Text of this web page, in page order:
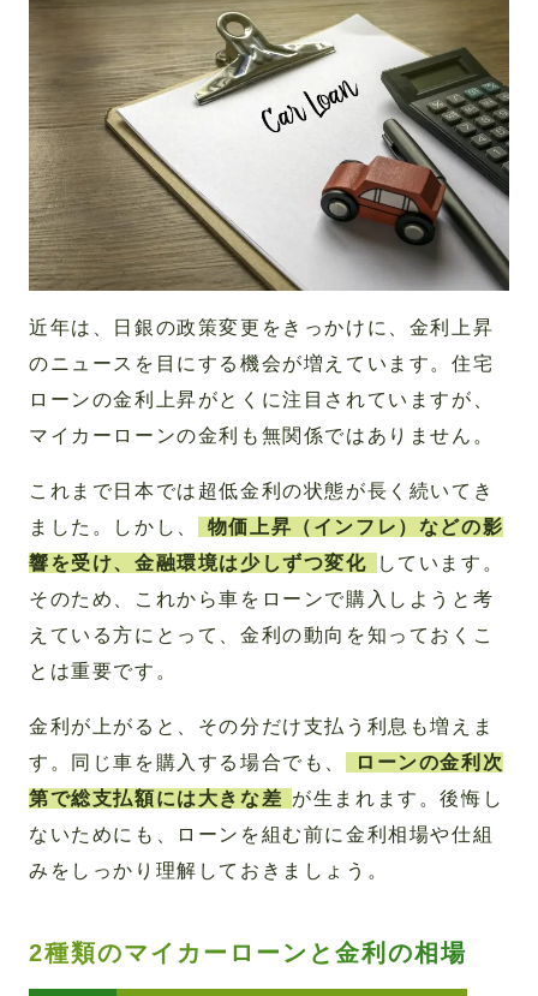
近年は、日銀の政策変更をきっかけに、金利上昇
のニュースを目にする機会が増えています。住宅
ローンの金利上昇がとくに注目されていますが、
マイカーローンの金利も無関係ではありません。
これまで日本では超低金利の状態が長く続いてき
ました。しかし、
物価上昇（インフレ）などの影
響を受け、金融環境は少しずつ変化
しています。
そのため、これから車をローンで購入しようと考
えている方にとって、金利の動向を知っておくこ
とは重要です。
金利が上がると、その分だけ支払う利息も増えま
す。同じ車を購入する場合でも、
ローンの金利次
第で総支払額には大きな差 が生まれます。後悔し
ないためにも、ローンを組む前に金利相場や仕組
みをしっかり理解しておきましょう。
2種類のマイカーローンと金利の相場